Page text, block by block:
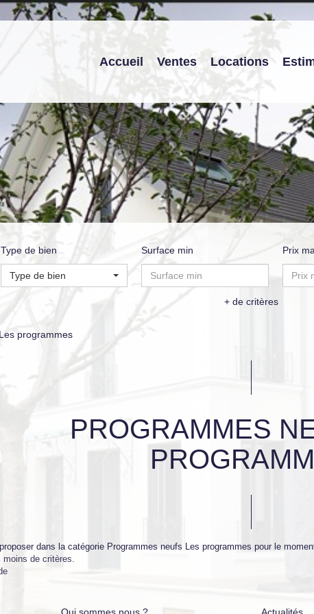
Accueil Ventes Locations
Type de bien
Type de bien
Surface min Prix
+ de critères
Les programmes
PROGRAMMES
dans la catégorie Programmes neufs Les programmes pour le
moins de critères.